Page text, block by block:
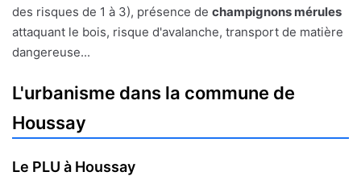
des risques de 1 à 3), présence de champignons mérules
attaquant le bois, risque d'avalanche, transport de matière
dangereuse...
L'urbanisme dans la commune de
Houssay
Le PLU à Houssay